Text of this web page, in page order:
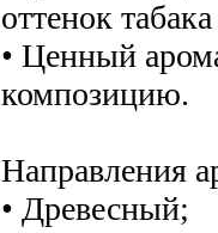
оттенок
• Ценный
композицию.
Направления
• Древесный;